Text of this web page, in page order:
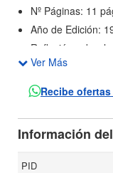
Nº Páginas: 11
Año de Edición:
Reflexión sobre
este libro María
simultáneamente
Ver Más
Recibe
Información
PID